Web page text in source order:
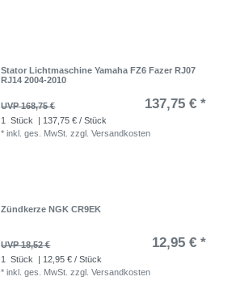
Stator Lichtmaschine Yamaha FZ6 Fazer RJ07
RJ14 2004-2010
UVP 168,75 € 137,75 € *
1 Stück
| 137,75 € / Stück
*inkl. ges. MwSt. zzgl.Versandkosten
Zündkerze NGK CR9EK
UVP 18,52 € 12,95 € *
1 Stück
| 12,95 € / Stück
*inkl. ges. MwSt. zzgl.Versandkosten